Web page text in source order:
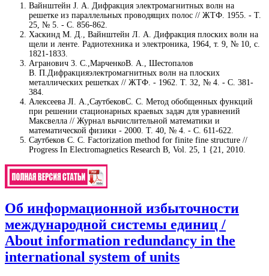
Вайнштейн J. А. Дифракция электромагнитных волн на
решетке из параллельных проводящих полос // ЖТФ. 1955. - Т.
25, № 5. - С. 856-862.
Хаскинд М. Д., Вайнштейн Л. А. Дифракция плоских волн на
щели и ленте. Радиотехника и электроника, 1964, т. 9, № 10, с.
1821-1833.
Агранович 3. С.,МарченкоВ. А., Шестопалов
В. П.Дифракцияэлектромагнитных волн на плоских
металлических решетках // ЖТФ. - 1962. Т. 32, № 4. - С. 381-
384.
Алексеева JI. A.,СаутбековС. С. Метод обобщенных функций
при решении стационарных краевых задач для уравнений
Максвелла // Журнал вычислительной математики и
математической физики - 2000. Т. 40, № 4. - С. 611-622.
Саутбеков С. С. Factorization method for finite fine structure //
Progress In Electromagnetics Research B, Vol. 25, 1 {21, 2010.
Об информационной избыточности
международной системы единиц /
About information redundancy in the
international system of units